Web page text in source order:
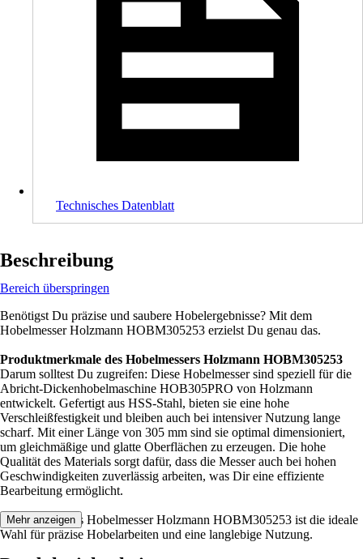
Technisches Datenblatt
Beschreibung
Bereich überspringen
Benötigst Du präzise und saubere Hobelergebnisse? Mit dem
Hobelmesser Holzmann HOBM305253 erzielst Du genau das.
Produktmerkmale des Hobelmessers Holzmann HOBM305253
Darum solltest Du zugreifen: Diese Hobelmesser sind speziell für die
Abricht-Dickenhobelmaschine HOB305PRO von Holzmann
entwickelt. Gefertigt aus HSS-Stahl, bieten sie eine hohe
Verschleißfestigkeit und bleiben auch bei intensiver Nutzung lange
scharf. Mit einer Länge von 305 mm sind sie optimal dimensioniert,
um gleichmäßige und glatte Oberflächen zu erzeugen. Die hohe
Qualität des Materials sorgt dafür, dass die Messer auch bei hohen
Geschwindigkeiten zuverlässig arbeiten, was Dir eine effiziente
Bearbeitung ermöglicht.
Festgezurrt: Das Hobelmesser Holzmann HOBM305253 ist die ideale
Wahl für präzise Hobelarbeiten und eine langlebige Nutzung.
Mehr anzeigen